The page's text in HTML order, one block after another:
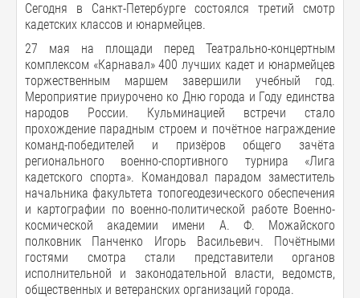
Сегодня в Санкт-Петербурге состоялся третий смотр
кадетских классов и юнармейцев.
27 мая на площади перед Театрально-концертным
комплексом «Карнавал» 400 лучших кадет и юнармейцев
торжественным маршем завершили учебный год.
Мероприятие приурочено ко Дню города и Году единства
народов России. Кульминацией встречи стало
прохождение парадным строем и почётное награждение
команд-победителей и призёров общего зачёта
регионального военно-спортивного турнира «Лига
кадетского спорта». Командовал парадом заместитель
начальника факультета топогеодезического обеспечения
и картографии по военно-политической работе Военно-
космической академии имени А. Ф. Можайского
полковник Панченко Игорь Васильевич. Почётными
гостями смотра стали представители органов
исполнительной и законодательной власти, ведомств,
общественных и ветеранских организаций города.